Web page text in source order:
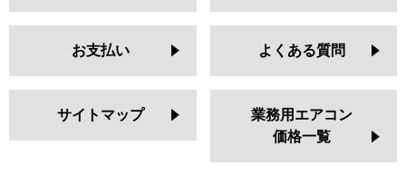
お支払い よくある質問
サイトマップ
業務用エアコン
価格一覧